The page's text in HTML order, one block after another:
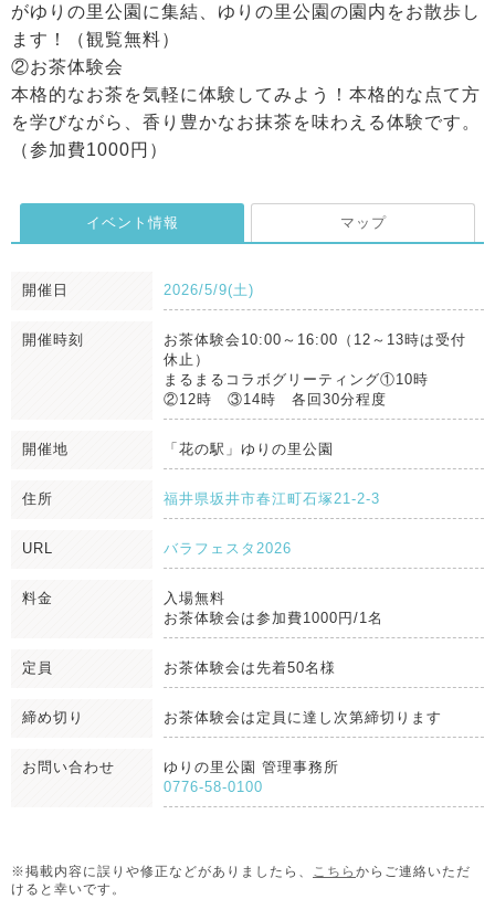
がゆりの里公園に集結、ゆりの里公園の園内をお散歩し
ます！（観覧無料）
②お茶体験会
本格的なお茶を気軽に体験してみよう！本格的な点て方
を学びながら、香り豊かなお抹茶を味わえる体験です。
（参加費1000円）
イベント情報 マップ
開催日 2026/5/9(土)
開催時刻
お茶体験会10:00～16:00（12～13時は受付
休止）
まるまるコラボグリーティング①10時
②12時 ③14時 各回30分程度
開催地 「花の駅」ゆりの里公園
住所 福井県坂井市春江町石塚21-2-3
URL バラフェスタ2026
料金
入場無料
お茶体験会は参加費1000円/1名
定員 お茶体験会は先着50名様
締め切り お茶体験会は定員に達し次第締切ります
お問い合わせ
ゆりの里公園 管理事務所
0776-58-0100
※掲載内容に誤りや修正などがありましたら、 こちら からご連絡いただ
けると幸いです。